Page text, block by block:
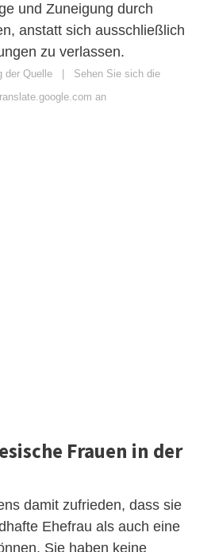
und Zuneigung durch
anstatt sich ausschließlich
zu verlassen.
der Quelle
Sehen Sie sich die
an
Frauen in der
damit zufrieden, dass sie
Ehefrau als auch eine
Sie haben keine